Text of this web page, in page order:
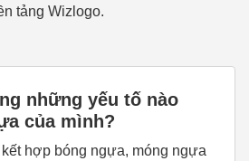
tảng Wizlogo.
những yếu tố nào
của mình?
hợp bóng ngựa, móng ngựa